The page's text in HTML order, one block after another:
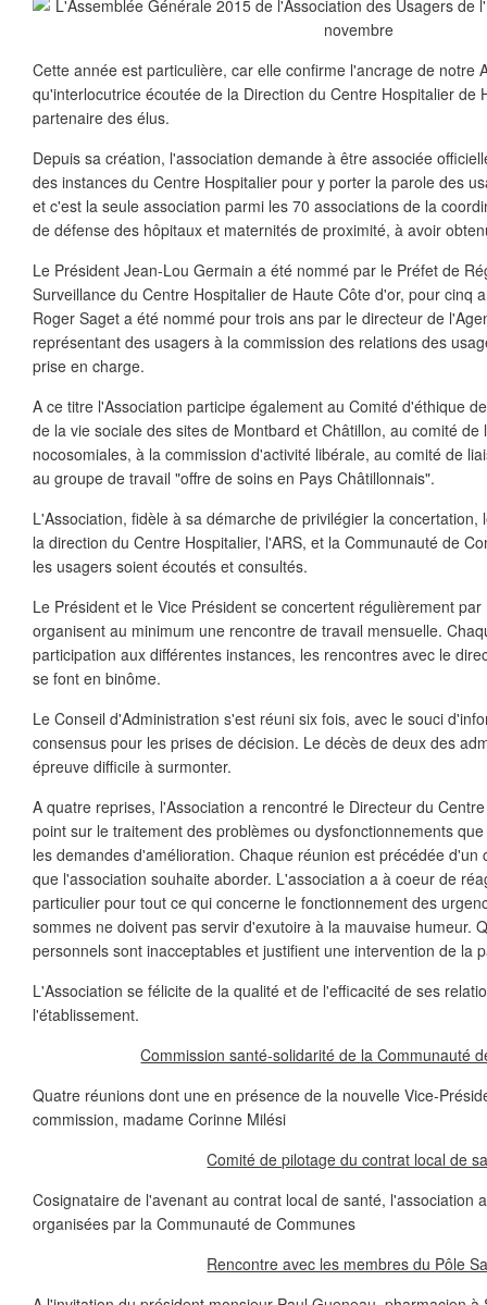
Cette année est particulière, car elle confirme l'ancrage de notre
qu'interlocutrice écoutée de la Direction du Centre Hospitalier de
partenaire des élus.
Depuis sa création, l'association demande à être associée
des instances du Centre Hospitalier pour y porter la parole des
et c'est la seule association parmi les 70 associations de la
de défense des hôpitaux et maternités de proximité, à avoir
Le Président Jean-Lou Germain a été nommé par le Préfet de
Surveillance du Centre Hospitalier de Haute Côte d'or, pour cinq
Roger Saget a été nommé pour trois ans par le directeur de
représentant des usagers à la commission des relations des
prise en charge.
A ce titre l'Association participe également au Comité d'éthique
de la vie sociale des sites de Montbard et Châtillon, au comité de
nocosomiales, à la commission d'activité libérale, au comité de
au groupe de travail "offre de soins en Pays Châtillonnais".
L'Association, fidèle à sa démarche de privilégier la concertation,
la direction du Centre Hospitalier, l'ARS, et la Communauté de
les usagers soient écoutés et consultés.
Le Président et le Vice Président se concertent régulièrement
organisent au minimum une rencontre de travail mensuelle.
participation aux différentes instances, les rencontres avec le
se font en binôme.
Le Conseil d'Administration s'est réuni six fois, avec le souci
consensus pour les prises de décision. Le décès de deux des
épreuve difficile à surmonter.
A quatre reprises, l'Association a rencontré le Directeur du
point sur le traitement des problèmes ou dysfonctionnements
les demandes d'amélioration. Chaque réunion est précédée
que l'association souhaite aborder. L'association a à coeur de
particulier pour tout ce qui concerne le fonctionnement des
sommes ne doivent pas servir d'exutoire à la mauvaise humeur.
personnels sont inacceptables et justifient une intervention de la
L'Association se félicite de la qualité et de l'efficacité de ses
l'établissement.
Commission santé-solidarité de la Communauté
Quatre réunions dont une en présence de la nouvelle Vice-
commission, madame Corinne Milési
Comité de pilotage du contrat local de
Cosignataire de l'avenant au contrat local de santé, l'association
organisées par la Communauté de Communes
Rencontre avec les membres du Pôle